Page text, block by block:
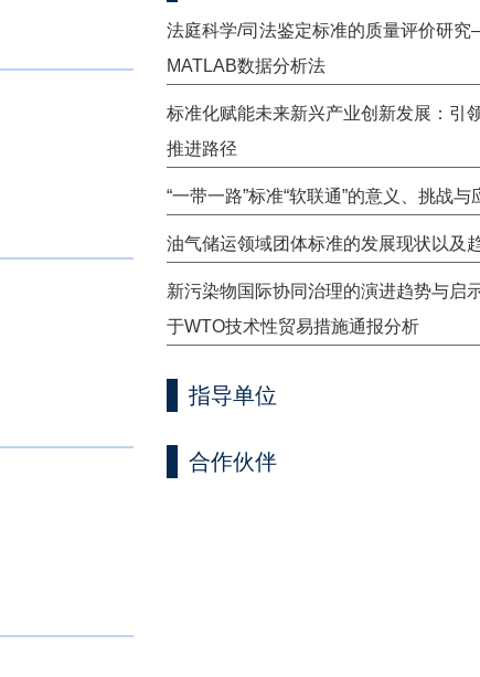
法庭科学/司法鉴定标准的质量评价研
MATLAB数据分析法
标准化赋能未来新兴产业创新发展：引
推进路径
“一带一路”标准“软联通”的意义、挑战与
油气储运领域团体标准的发展现状以及
新污染物国际协同治理的演进趋势与
于WTO技术性贸易措施通报分析
指导单位
合作伙伴